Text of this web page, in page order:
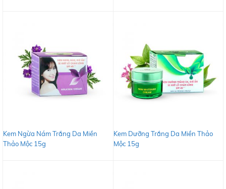
Kem Ngừa Nám Trắng Da Miền
Thảo Mộc 15g
Kem Dưỡng Trắng Da Miền Thảo
Mộc 15g